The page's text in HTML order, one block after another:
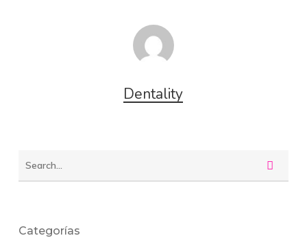
Dentality
Categorías